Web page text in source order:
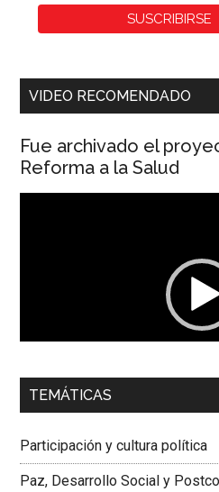
VIDEO RECOMENDADO
Fue archivado el
Reforma a la Salud
00:00
Dra. Carolina Corcho Mejía,
Colombiana
TEMÁTICAS
Participación y cultura política
Paz, Desarrollo Social y